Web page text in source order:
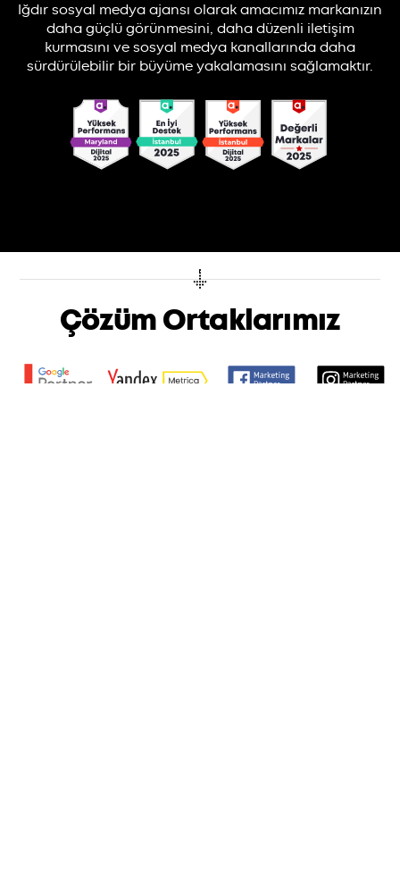
Iğdır sosyal medya ajansı olarak amacımız markanızın
daha güçlü görünmesini, daha düzenli iletişim
kurmasını ve sosyal medya kanallarında daha
sürdürülebilir bir büyüme yakalamasını sağlamaktır.
Çözüm Ortaklarımız